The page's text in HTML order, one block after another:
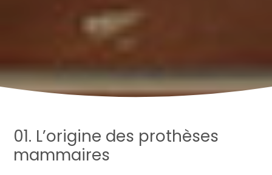
décision éclairée.
L’origine des prothèses mammaires
Composition et formes des prothèses
mammaires
01. L’origine des prothèses
mammaires